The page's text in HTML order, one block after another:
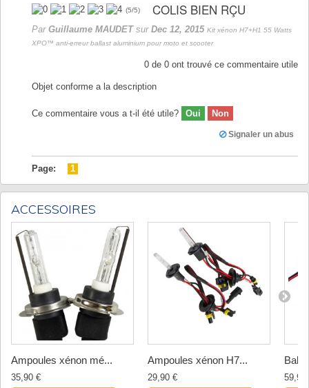
(5/5) COLIS BIEN RÇU
Par Guillaume MAUDETsur Dec 12, 2015 Kit xénon H7+H1 55 Watts
XPO™ anti-erreur ballast aluminium pour moto et scooter
0 de 0 ont trouvé ce commentaire utile
Objet conforme a la description
Ce commentaire vous a t-il été utile? Oui Non
Signaler un abus
Page: 1
ACCESSOIRES
Ampoules xénon mé...
35,90 €
Ampoules xénon H7...
29,90 €
59,90